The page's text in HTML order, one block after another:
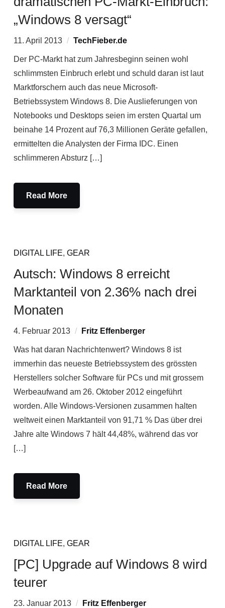
„Windows 8 versagt“
11. April 2013 TechFieber.de
Der PC-Markt hat zum Jahresbeginn seinen wohl
schlimmsten Einbruch erlebt und schuld daran ist laut
Marktforschern auch das neue Microsoft-
Betriebssystem Windows 8. Die Auslieferungen von
Notebooks und Desktops seien im ersten Quartal um
beinahe 14 Prozent auf 76,3 Millionen Geräte gefallen,
ermittelten die Analysten der Firma IDC. Einen
schlimmeren Absturz […]
Read More
DIGITAL LIFE, GEAR
Autsch: Windows 8 erreicht
Marktanteil von 2.36% nach drei
Monaten
4. Februar 2013 Fritz Effenberger
Was hat daran Nachrichtenwert? Windows 8 ist
immerhin das neueste Betriebssystem des grössten
Herstellers solcher Software für PCs und mit grossem
Werbeaufwand am 26. Oktober 2012 eingeführt
worden. Alle Windows-Versionen zusammen halten
weltweit einen Marktanteil von 91,71 % Das über drei
Jahre alte Windows 7 hält 44,48%, während das vor
[…]
Read More
DIGITAL LIFE, GEAR
[PC] Upgrade auf Windows 8 wird
teurer
23. Januar 2013 Fritz Effenberger